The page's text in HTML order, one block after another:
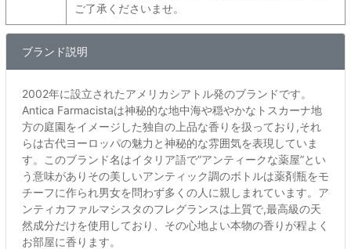
ご了承くださいませ。
ブランド説明
2002年に設立されたアメリカシアトル発のブランドです。
Antica Farmacistaは神秘的な地中海や穏やかなトスカーナ地
方の庭園をイメージした独自の上品な香りを扱っており,それ
らは古代ヨーロッパの魅力と神秘的な雰囲気を表現していま
す。このブランド名はイタリア語で”アンティークな薬屋”とい
う意味がありその美しいアンティック調のボトルは薬剤瓶をモ
チーフに作られ男女を問わず多くの人に親しまれています。ア
ンティカファルマシスタのフレグランスは上質で,最高級の天
然成分だけを使用しており、その心地よい本物の香りが程よく
お部屋に香ります。